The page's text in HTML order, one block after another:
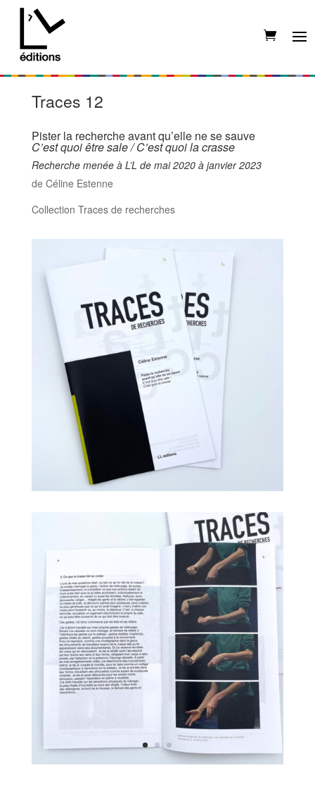
Traces 12
Pister la recherche avant qu’elle ne se sauve
C’est quoi être sale /C’est quoi la crasse
Recherche menée à L’L de mai 2020 à janvier 2023
de Céline Estenne
Collection Traces de recherches